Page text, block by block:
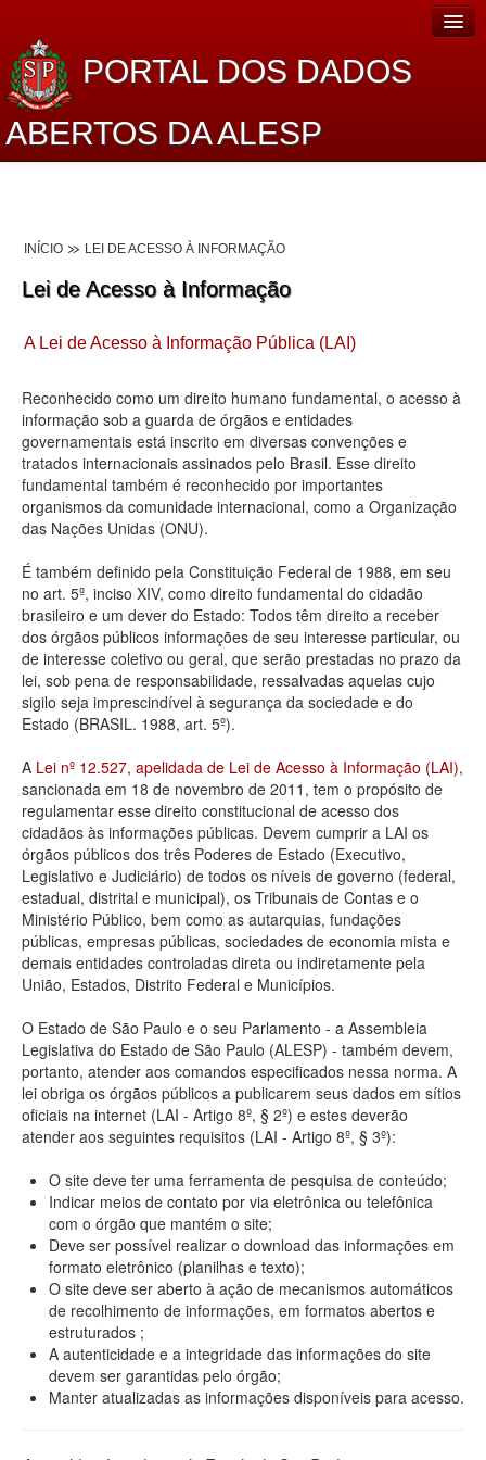
PORTAL DOS DADOS
ABERTOS DA ALESP
Lei de Acesso à Informação
Dados Governamentais Abertos
Planejamento
Catálogo de dados
Processo Legislativo
Deputados Estaduais
Administração
Legislação
Agenda
Perguntas frequentes
Contato
INÍCIO LEI DE ACESSO À INFORMAÇÃO
Lei de Acesso à Informação
A Lei de Acesso à Informação Pública (LAI)
Reconhecido como um direito humano fundamental, o acesso à
informação sob a guarda de órgãos e entidades
governamentais está inscrito em diversas convenções e
tratados internacionais assinados pelo Brasil. Esse direito
fundamental também é reconhecido por importantes
organismos da comunidade internacional, como a Organização
das Nações Unidas (ONU).
É também definido pela Constituição Federal de 1988, em seu
no art. 5º, inciso XIV, como direito fundamental do cidadão
brasileiro e um dever do Estado: Todos têm direito a receber
dos órgãos públicos informações de seu interesse particular, ou
de interesse coletivo ou geral, que serão prestadas no prazo da
lei, sob pena de responsabilidade, ressalvadas aquelas cujo
sigilo seja imprescindível à segurança da sociedade e do
Estado (BRASIL. 1988, art. 5º).
A Lei nº 12.527, apelidada de Lei de Acesso à Informação (LAI),
sancionada em 18 de novembro de 2011, tem o propósito de
regulamentar esse direito constitucional de acesso dos
cidadãos às informações públicas. Devem cumprir a LAI os
órgãos públicos dos três Poderes de Estado (Executivo,
Legislativo e Judiciário) de todos os níveis de governo (federal,
estadual, distrital e municipal), os Tribunais de Contas e o
Ministério Público, bem como as autarquias, fundações
públicas, empresas públicas, sociedades de economia mista e
demais entidades controladas direta ou indiretamente pela
União, Estados, Distrito Federal e Municípios.
O Estado de São Paulo e o seu Parlamento - a Assembleia
Legislativa do Estado de São Paulo (ALESP) - também devem,
portanto, atender aos comandos especificados nessa norma. A
lei obriga os órgãos públicos a publicarem seus dados em sítios
oficiais na internet (LAI - Artigo 8º, § 2º) e estes deverão
atender aos seguintes requisitos (LAI - Artigo 8º, § 3º):
O site deve ter uma ferramenta de pesquisa de conteúdo;
Indicar meios de contato por via eletrônica ou telefônica
com o órgão que mantém o site;
Deve ser possível realizar o download das informações em
formato eletrônico (planilhas e texto);
O site deve ser aberto à ação de mecanismos automáticos
de recolhimento de informações, em formatos abertos e
estruturados ;
A autenticidade e a integridade das informações do site
devem ser garantidas pelo órgão;
Manter atualizadas as informações disponíveis para acesso.